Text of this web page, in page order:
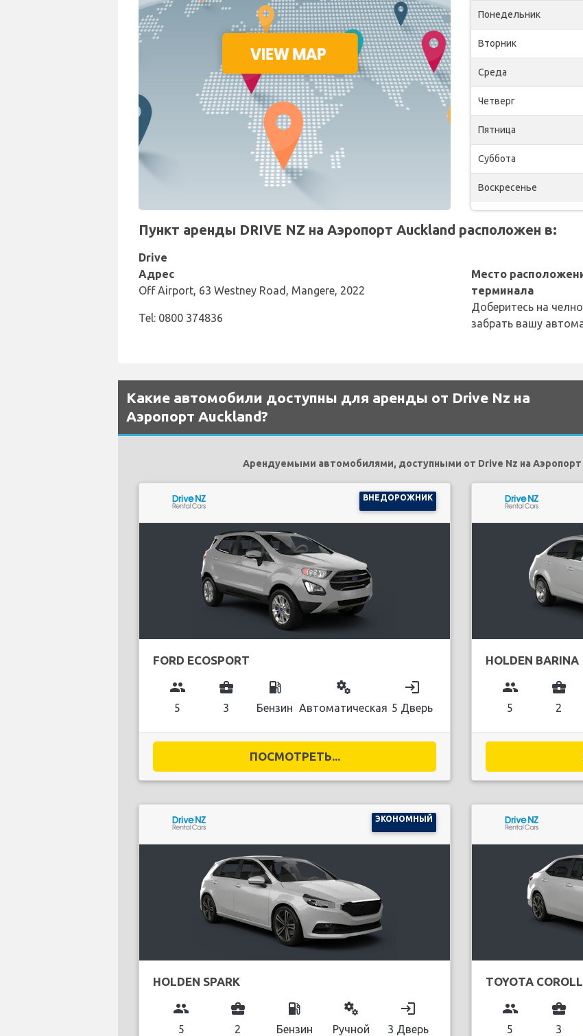
Понедельник
Вторник
Среда
Четверг
Пятница
Суббота
Воскресенье
Пункт аренды DRIVE NZ на Аэропорт Auckland расположен в:
Drive
Адрес
Off Airport, 63 Westney Road, Mangere, 2022
Tel: 0800 374836
Место
терминала
Доберитесь на
забрать вашу
Какие автомобили доступны для аренды от Drive Nz на
Аэропорт Auckland?
Арендуемыми автомобилями, доступными от Drive Nz на Аэропорт
ВНЕДОРОЖНИК
FORD ECOSPORT
group
5
business_center
3
local_gas_station
Бензин
miscellaneous_services
Автоматическая
login
5 Дверь
ПОСМОТРЕТЬ...
HOLDEN BARINA
group
5
business_center
2
ЭКОНОМНЫЙ
HOLDEN SPARK
group
5
business_center
2
local_gas_station
Бензин
miscellaneous_services
Ручной
login
3 Дверь
TOYOTA
group
5
business_center
3